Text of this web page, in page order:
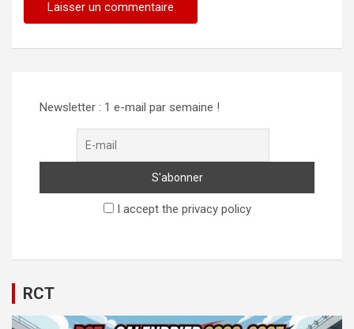
Newsletter : 1 e-mail par semaine !
I accept the privacy policy
RCT